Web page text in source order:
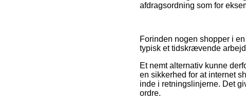
afdragsordning som for
Forinden nogen shopper i
typisk et tidskrævende
Et nemt alternativ kunne
en sikkerhed for at internet
inde i retningslinjerne. Det
ordre.